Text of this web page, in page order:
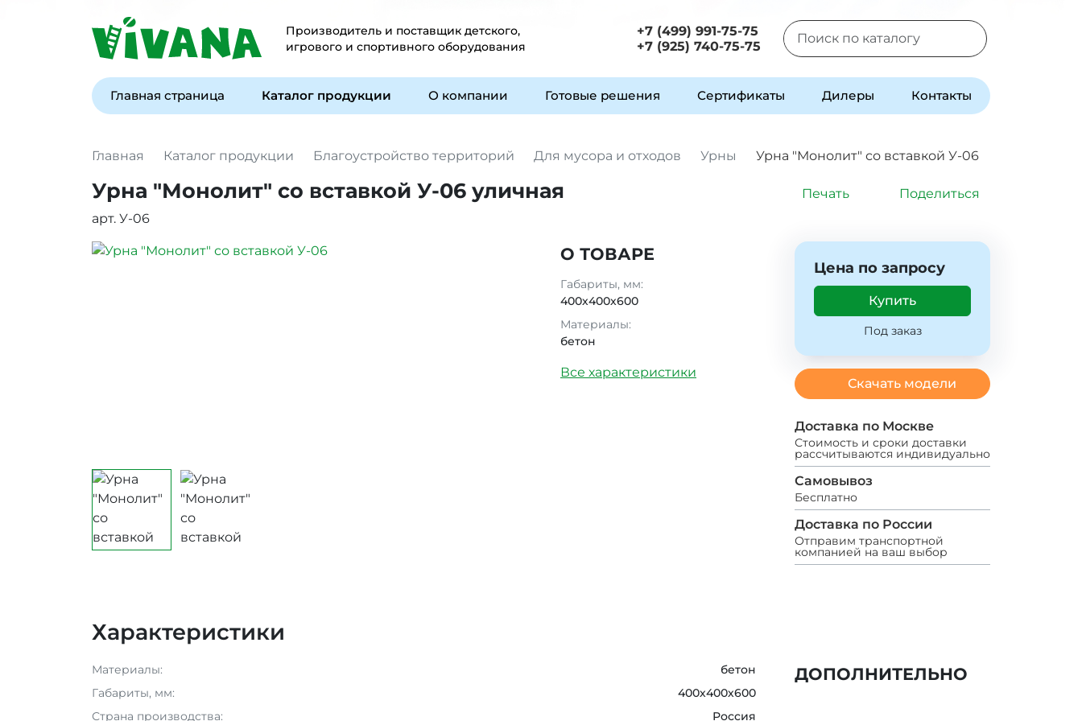
Производитель и поставщик детского,
игрового и спортивного оборудования
+7 (499) 991-75-75
+7 (925) 740-75-75
Главная страница Каталог продукции О компании Готовые решения Сертификаты Дилеры Контакты
Главная Каталог продукции Благоустройство территорий Для мусора и отходов Урны Урна "Монолит" со вставкой У-06
Урна "Монолит" со вставкой У-06 уличная Печать
Поделиться
арт. У-06
О ТОВАРЕ
Габариты, мм:
400х400х600
Материалы:
бетон
Все характеристики
Цена по запросу
Купить
Под заказ
Скачать модели
Доставка по Москве
Стоимость и сроки доставки
рассчитываются индивидуально
Самовывоз
Бесплатно
Доставка по России
Отправим транспортной
компанией на ваш выбор
Характеристики
Материалы:
бетон
Габариты, мм:
400х400х600
Страна производства:
Россия
ДОПОЛНИТЕЛЬНО